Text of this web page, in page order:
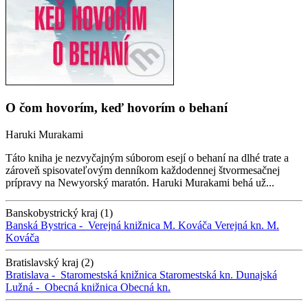
O čom hovorím, keď hovorím o behaní
Haruki Murakami
Táto kniha je nezvyčajným súborom esejí o behaní na dlhé trate a
zároveň spisovateľovým denníkom každodennej štvormesačnej
prípravy na Newyorský maratón. Haruki Murakami behá už...
Banskobystrický kraj (1)
Banská Bystrica - Verejná knižnica M. Kováča Verejná kn. M.
Kováča
Bratislavský kraj (2)
Bratislava - Staromestská knižnica Staromestská kn. Dunajská
Lužná - Obecná knižnica Obecná kn.